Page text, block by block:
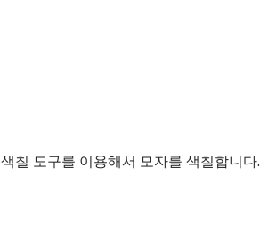
색칠 도구를 이용해서 모자를 색칠합니다.